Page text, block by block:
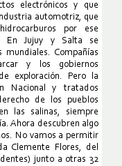
electrónicos y que
automotriz, que
por ese
En Jujuy y Salta se
Compañías
y los gobiernos
exploración. Pero la
Nacional y tratados
de los pueblos
las salinas, siempre
Ahora descubren algo
No vamos a permitir
Clemente Flores, del
junto a otras 32